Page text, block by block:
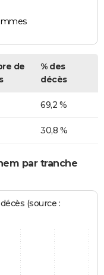
de
% des
décès
69,2 %
30,8 %
par tranche
(source :